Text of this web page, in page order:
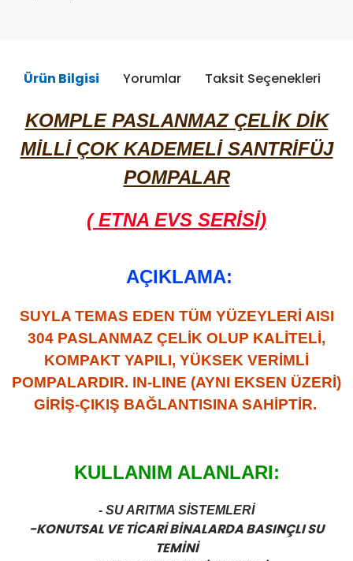
Ürün Bilgisi Yorumlar Taksit Seçenekleri
KOMPLE PASLANMAZ ÇELİK DİK
MİLLİ ÇOK KADEMELİ SANTRİFÜJ
POMPALAR
( ETNA EVS SERİSİ)
AÇIKLAMA:
SUYLA TEMAS EDEN TÜM YÜZEYLERİ AISI
304 PASLANMAZ ÇELİK OLUP KALİTELİ,
KOMPAKT YAPILI, YÜKSEK VERİMLİ
POMPALARDIR. IN-LINE (AYNI EKSEN ÜZERİ)
GİRİŞ-ÇIKIŞ BAĞLANTISINA SAHİPTİR.
KULLANIM ALANLARI:
- SU ARITMA SİSTEMLERİ
-KONUTSAL VE TİCARİ BİNALARDA BASINÇLI SU
TEMİNİ